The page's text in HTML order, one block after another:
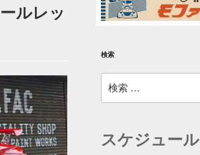
ルレッ
検索
索:
スケジュール